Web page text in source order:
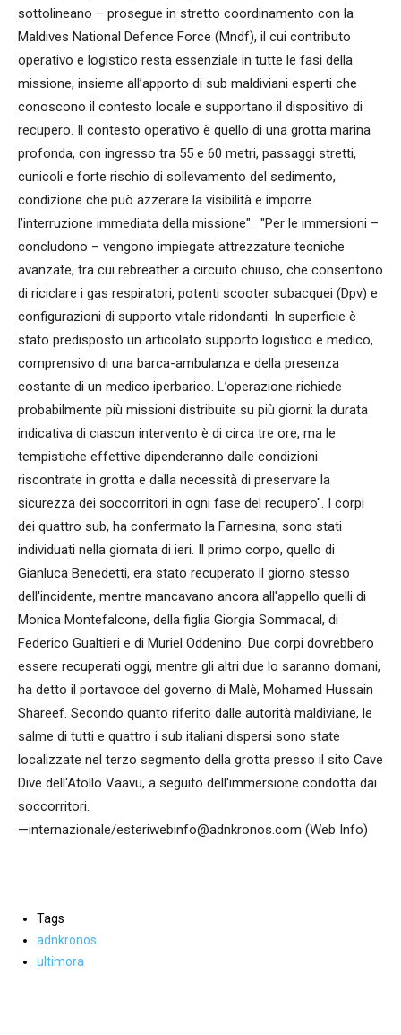
sottolineano – prosegue in stretto coordinamento con la
Maldives National Defence Force (Mndf), il cui contributo
operativo e logistico resta essenziale in tutte le fasi della
missione, insieme all’apporto di sub maldiviani esperti che
conoscono il contesto locale e supportano il dispositivo di
recupero. Il contesto operativo è quello di una grotta marina
profonda, con ingresso tra 55 e 60 metri, passaggi stretti,
cunicoli e forte rischio di sollevamento del sedimento,
condizione che può azzerare la visibilità e imporre
l’interruzione immediata della missione". "Per le immersioni –
concludono – vengono impiegate attrezzature tecniche
avanzate, tra cui rebreather a circuito chiuso, che consentono
di riciclare i gas respiratori, potenti scooter subacquei (Dpv) e
configurazioni di supporto vitale ridondanti. In superficie è
stato predisposto un articolato supporto logistico e medico,
comprensivo di una barca-ambulanza e della presenza
costante di un medico iperbarico. L’operazione richiede
probabilmente più missioni distribuite su più giorni: la durata
indicativa di ciascun intervento è di circa tre ore, ma le
tempistiche effettive dipenderanno dalle condizioni
riscontrate in grotta e dalla necessità di preservare la
sicurezza dei soccorritori in ogni fase del recupero". I corpi
dei quattro sub, ha confermato la Farnesina, sono stati
individuati nella giornata di ieri. Il primo corpo, quello di
Gianluca Benedetti, era stato recuperato il giorno stesso
dell'incidente, mentre mancavano ancora all'appello quelli di
Monica Montefalcone, della figlia Giorgia Sommacal, di
Federico Gualtieri e di Muriel Oddenino. Due corpi dovrebbero
essere recuperati oggi, mentre gli altri due lo saranno domani,
ha detto il portavoce del governo di Malè, Mohamed Hussain
Shareef. Secondo quanto riferito dalle autorità maldiviane, le
salme di tutti e quattro i sub italiani dispersi sono state
localizzate nel terzo segmento della grotta presso il sito Cave
Dive dell'Atollo Vaavu, a seguito dell'immersione condotta dai
soccorritori.
—internazionale/esteriwebinfo@adnkronos.com (Web Info)
Tags
adnkronos
ultimora